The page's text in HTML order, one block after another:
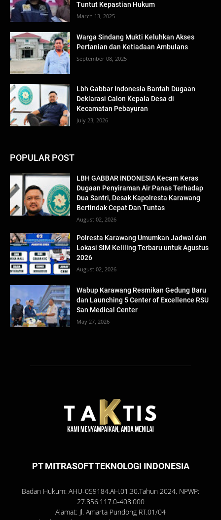
Tuntut Kepastian Hukum
March 13, 2025
Warga Sindang Mukti Keluhkan Akses
Pertanian dan Ketiadaan Ambulans
September 08, 2025
Lbh Gabbar Indonesia Bantah Dugaan
Deklarasi Calon Kepala Desa di
Kecamatan Pebayuran
July 23, 2026
POPULAR POST
LBH GABBAR INDONESIA Kecam Keras
Dugaan Penyiraman Air Panas Terhadap
Dua Santri, Desak Kapolresta Karawang
Bertindak Cepat Dan Tuntas
August 02, 2026
Polresta Karawang Umumkan Jadwal dan
Lokasi SIM Keliling Terbaru untuk Agustus
2026
August 02, 2026
Wabup Karawang Resmikan Gedung Baru
dan Launching 5 Center of Excellence RSU
San Medical Center
May 27, 2026
PT MITRASOFT TEKNOLOGI INDONESIA
Badan Hukum: AHU-059184.AH.01.30.Tahun 2024, NPWP:
27.856.117.0-408.000
Alamat: Jl. Amarta Pundong RT.01/04